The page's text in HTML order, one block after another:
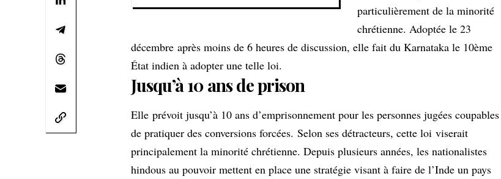
particulièrement de la minorité
chrétienne. Adoptée le 23
décembre après moins de 6 heures de discussion, elle fait du Karnataka le 10ème
État indien à adopter une telle loi.
Jusqu’à 10 ans de prison
Elle prévoit jusqu’à 10 ans d’emprisonnement pour les personnes jugées coupables
de pratiquer des conversions forcées. Selon ses détracteurs, cette loi viserait
principalement la minorité chrétienne. Depuis plusieurs années, les nationalistes
hindous au pouvoir mettent en place une stratégie visant à faire de l’Inde un pays